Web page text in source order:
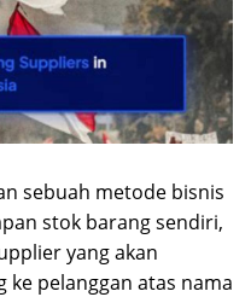
sebuah metode bisnis
stok barang sendiri,
yang akan
pelanggan atas nama